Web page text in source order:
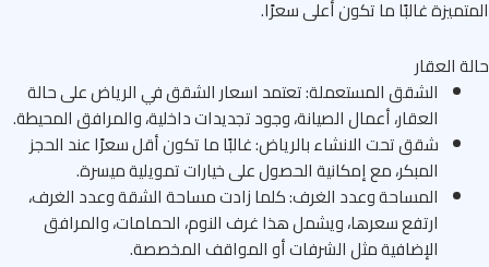
غالبًا ما تكون أعلى سعرًا.
العقار
الشقق المستعملة: تعتمد اسعار الشقق في الرياض على حالة
العقار، أعمال الصيانة، وجود تجديدات داخلية، والمرافق المحيطة.
شقق تحت الانشاء بالرياض: غالبًا ما تكون أقل سعرًا عند الحجز
المبكر، مع إمكانية الحصول على خيارات تمويلية ميسرة.
المساحة وعدد الغرف: كلما زادت مساحة الشقة وعدد الغرف،
ارتفع سعرها، ويشمل هذا غرف النوم، الحمامات، والمرافق
الإضافية مثل الشرفات أو المواقف المخصصة.